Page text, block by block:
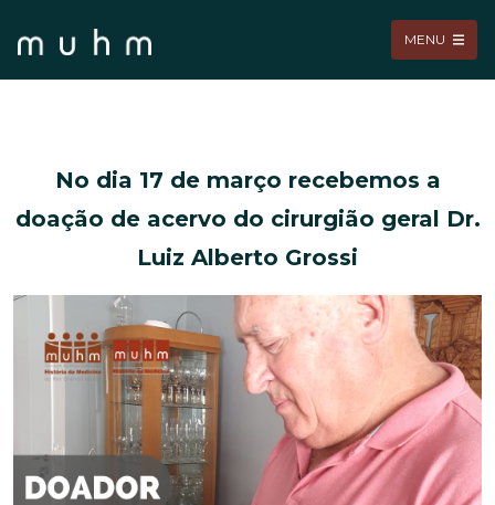
MENU
No dia 17 de março recebemos a
doação de acervo do cirurgião geral Dr.
Luiz Alberto Grossi